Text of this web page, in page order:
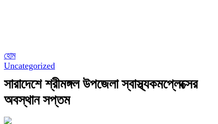
হোম
Uncategorized
সারাদেশে শ্রীমঙ্গল উপজেলা স্বাস্থ্যকমপ্লেক্সের
অবস্থান সপ্তম